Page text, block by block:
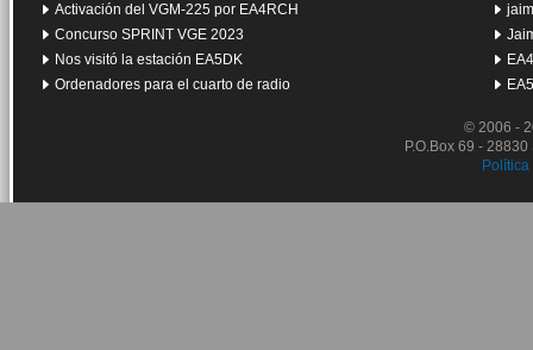
Activación del VGM-225 por EA4RCH
Concurso SPRINT VGE 2023
Nos visitó la estación EA5DK
Ordenadores para el cuarto de radio
© 2006 -
P.O.Box 69 -